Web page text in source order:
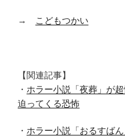
→ こどもつかい
【関連記事】
・ ホラー小説「夜葬」が
迫ってくる恐怖
・ ホラー小説「おるすば